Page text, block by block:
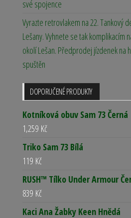
své spojence
Vyrazte retrovlakem na 22. Tankový
Lešany. Vyhnete se tak komplikacím
okolí Lešan. Předprodej jízdenek na
spuštěn
DOPORUČENÉ PRODUKTY
Kotníková obuv Sam 73 Černá
1,259 Kč
Triko Sam 73 Bílá
119 Kč
RUSH™ Tílko Under Armour
839 Kč
Kaci Ana Žabky Keen Hnědá